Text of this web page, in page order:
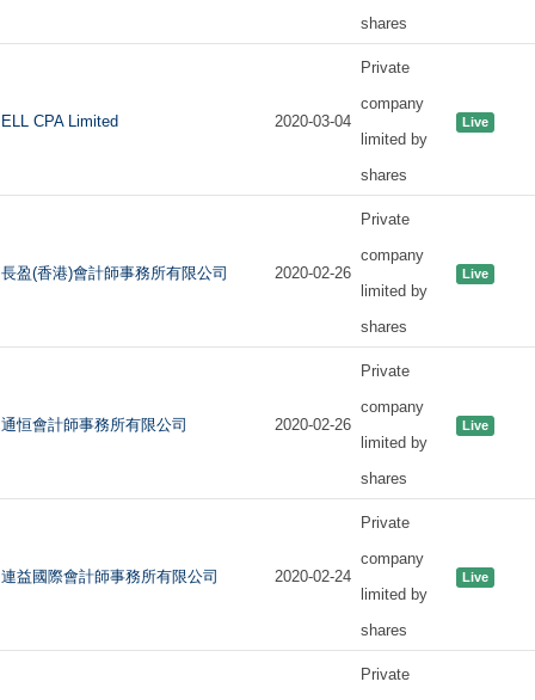
shares
ELL CPA Limited 2020-03-04
Private
company
limited by
shares
Live
長盈(香港)會計師事務所有限公司 2020-02-26
Private
company
limited by
shares
Live
通恒會計師事務所有限公司 2020-02-26
Private
company
limited by
shares
Live
連益國際會計師事務所有限公司 2020-02-24
Private
company
limited by
shares
Live
Private